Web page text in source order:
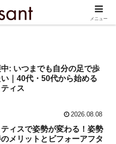
: いつまでも自分の足で歩
い｜40代・50代から始める
ティス
2026.08.08
ティスで姿勢が変わる！姿勢
メリットとビフォーアフタ
メニュー